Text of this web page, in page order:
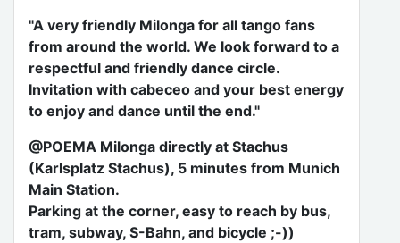
"A very friendly Milonga for all tango fans
from around the world. We look forward to a
respectful and friendly dance circle.
Invitation with cabeceo and your best energy
to enjoy and dance until the end."
@POEMA Milonga directly at Stachus
(Karlsplatz Stachus), 5 minutes from Munich
Main Station.
Parking at the corner, easy to reach by bus,
tram, subway, S-Bahn, and bicycle ;-))